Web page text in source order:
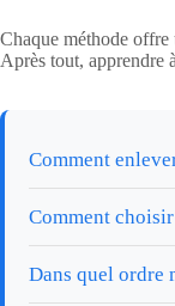
Chaque méthode offre
Après tout, apprendre
Comment
Comment
Dans quel ordre